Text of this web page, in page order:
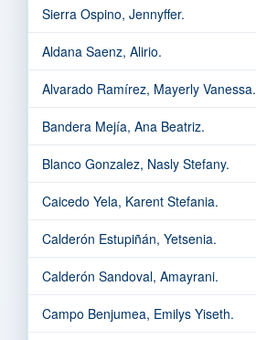
Sierra Ospino, Jennyffer.
Aldana Saenz, Alirio.
Alvarado Ramírez, Mayerly Vanessa.
Bandera Mejía, Ana Beatriz.
Blanco Gonzalez, Nasly Stefany.
Caicedo Yela, Karent Stefania.
Calderón Estupiñán, Yetsenia.
Calderón Sandoval, Amayrani.
Campo Benjumea, Emilys Yiseth.